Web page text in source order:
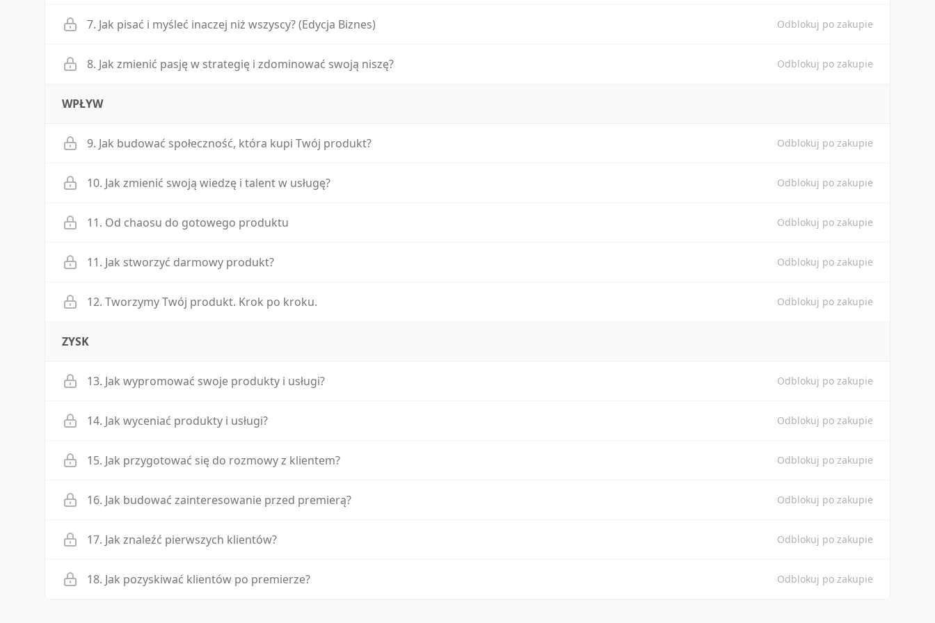
7. Jak pisać i myśleć inaczej niż wszyscy? (Edycja Biznes) Odblokuj po zakupie
8. Jak zmienić pasję w strategię i zdominować swoją niszę? Odblokuj po zakupie
WPŁYW
9. Jak budować społeczność, która kupi Twój produkt? Odblokuj po zakupie
10. Jak zmienić swoją wiedzę i talent w usługę? Odblokuj po zakupie
11. Od chaosu do gotowego produktu Odblokuj po zakupie
11. Jak stworzyć darmowy produkt? Odblokuj po zakupie
12. Tworzymy Twój produkt. Krok po kroku. Odblokuj po zakupie
ZYSK
13. Jak wypromować swoje produkty i usługi? Odblokuj po zakupie
14. Jak wyceniać produkty i usługi? Odblokuj po zakupie
15. Jak przygotować się do rozmowy z klientem? Odblokuj po zakupie
16. Jak budować zainteresowanie przed premierą? Odblokuj po zakupie
17. Jak znaleźć pierwszych klientów? Odblokuj po zakupie
18. Jak pozyskiwać klientów po premierze? Odblokuj po zakupie